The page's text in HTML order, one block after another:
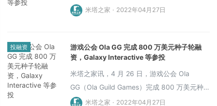
资，Animoca Brands、Formless Capital、
组织 (DAO)，旨在重新构想游戏行业的所有
权。
米塔之家 · 2022年04月27日
投融资
游戏公会 Ola GG 完成 800 万美元种子轮融
资，Galaxy Interactive 等参投
米塔之家讯，4 月 26 日，游戏公会 Ola
GG（Ola Guild Games）完成 800 万美元种
子轮融资
米塔之家 · 2022年04月27日